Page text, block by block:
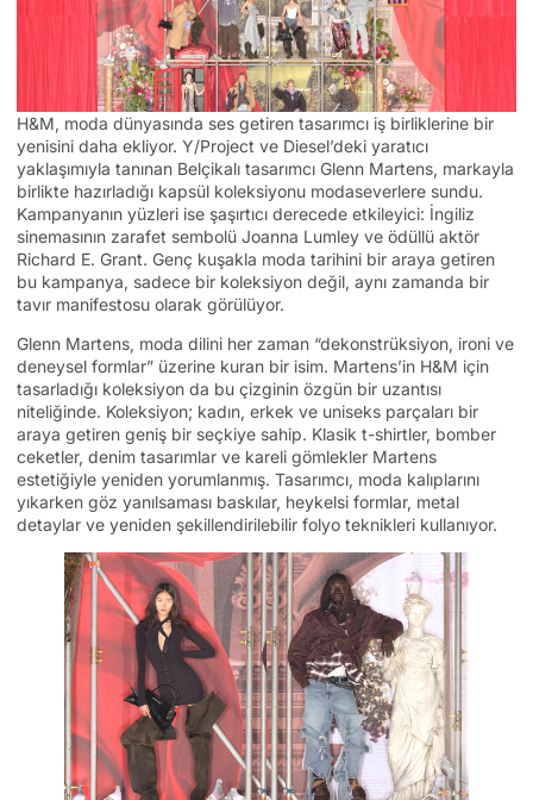
H&M, moda dünyasında ses getiren tasarımcı iş birliklerine bir
yenisini daha ekliyor. Y/Project ve Diesel’deki yaratıcı
yaklaşımıyla tanınan Belçikalı tasarımcı Glenn Martens, markayla
birlikte hazırladığı kapsül koleksiyonu modaseverlere sundu.
Kampanyanın yüzleri ise şaşırtıcı derecede etkileyici: İngiliz
sinemasının zarafet sembolü Joanna Lumley ve ödüllü aktör
Richard E. Grant. Genç kuşakla moda tarihini bir araya getiren
bu kampanya, sadece bir koleksiyon değil, aynı zamanda bir
tavır manifestosu olarak görülüyor.
Glenn Martens, moda dilini her zaman “dekonstrüksiyon, ironi ve
deneysel formlar” üzerine kuran bir isim. Martens’in H&M için
tasarladığı koleksiyon da bu çizginin özgün bir uzantısı
niteliğinde. Koleksiyon; kadın, erkek ve uniseks parçaları bir
araya getiren geniş bir seçkiye sahip. Klasik t-shirtler, bomber
ceketler, denim tasarımlar ve kareli gömlekler Martens
estetiğiyle yeniden yorumlanmış. Tasarımcı, moda kalıplarını
yıkarken göz yanılsaması baskılar, heykelsi formlar, metal
detaylar ve yeniden şekillendirilebilir folyo teknikleri kullanıyor.